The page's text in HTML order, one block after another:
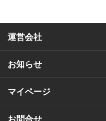
運営会社
お知らせ
マイページ
お問合せ